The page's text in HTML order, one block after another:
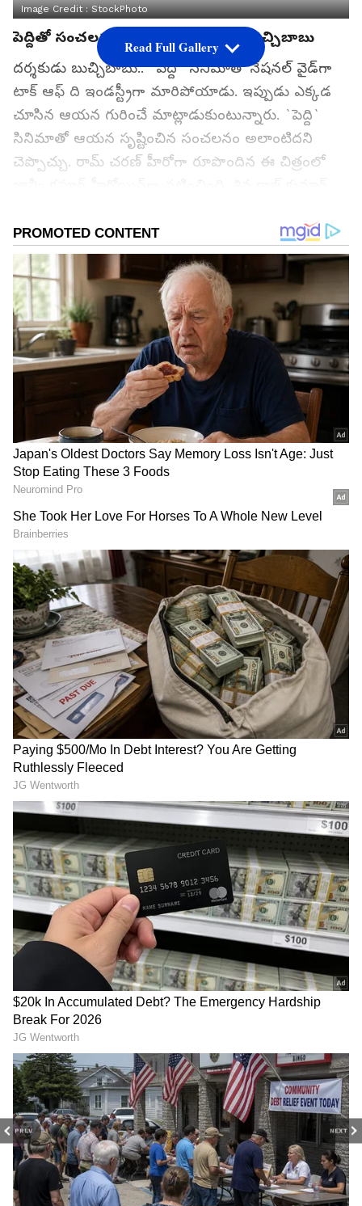
PREV NEXT
Image Credit :StockPhoto
పెద్దితో సంచలనంగా మారిన దర్శకుడు బుచ్చిబాబు
దర్శకుడు బుచ్చిబాబు.. `పెద్ది` సినిమాతో నేషనల్‌ వైడ్‌గా
టాక్‌ ఆఫ్‌ ది ఇండస్ట్రీగా మారిపోయాడు. ఇప్పుడు ఎక్కడ
చూసిన ఆయన గురించే మాట్లాడుకుంటున్నారు. `పెద్ది`
సినిమాతో ఆయన సృష్టించిన సంచలనం అలాంటిదని
చెప్పొచ్చు. రామ్‌ చరణ్‌ హీరోగా రూపొందిన ఈ చిత్రంలో
నటించారు. ఈ గురువారం ఈ సినిమా గ్రాండ్‌గా విడుదలైన
విషయం తెలిసిందే. దీనికి మిక్స్ డ్‌ టాక్‌ వచ్చిన తొలి రోజు
భారీ వసూళ్లని రాబట్టింది. ఈ వీకెండ్‌ వరకు మంచి
వసూళ్లని రాబట్టే ఛాన్స్ ఉంది.
గూగుల్‌లో ఆసక్తికరమైన సమాచారం కోసం ఏసియానెట్ తెలుగు
ను మీ ఫ్రిఫర్డ్ సోర్స్ గా ఎంచుకోండి
2
Image Credit :Our Own
ఉప్పెనతో స్టార్స్ అయిన వైష్ణవ్‌ తేజ్‌, కృతి శెట్టి,
బుచ్చిబాబు
బుచ్చిబాబుకి `పెద్ది` రెండో చిత్రం. మొదట ఆయన
`ఉప్పెన` మూవీని రూపొందించిన విషయం తెలిసిందే.
వైష్ణవ్‌ తేజ్‌ హీరోగా, కృతి శెట్టి హీరోయిన్‌గా, విజయ్‌
సేతుపతి విలన్‌గా నటించిన ఈ చిత్రం ఐదేళ్ల క్రితం వచ్చి
సంచలన విజయం సాధించింది. వంద కోట్లకుపైగా వసూళ్లని
రాబట్టింది. ఇది అటు వైష్ణవ్‌ తేజ్‌కి, ఇటు కృతి శెట్టికి మొదటి
సినిమా కావడం విశేషం. ఒక్క మూవీతో వీరిద్దరు స్టార్స్
మూవీనే. దీంతో ఆయన కూడా స్టార్‌ డైరెక్టర్‌
అయిపోయాడని చెప్పొచ్చు.
Read Full Gallery